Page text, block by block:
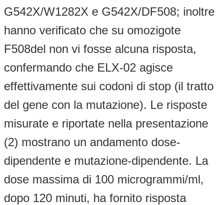
G542X/W1282X e G542X/DF508; inoltre
hanno verificato che su omozigote
F508del non vi fosse alcuna risposta,
confermando che ELX-02 agisce
effettivamente sui codoni di stop (il tratto
del gene con la mutazione). Le risposte
misurate e riportate nella presentazione
(2) mostrano un andamento dose-
dipendente e mutazione-dipendente. La
dose massima di 100 microgrammi/ml,
dopo 120 minuti, ha fornito risposta